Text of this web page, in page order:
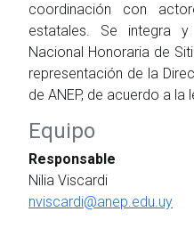
coordinación con
estatales. Se integra
Nacional Honoraria de
representación de la
de ANEP, de acuerdo a la
Equipo
Responsable
Nilia Viscardi
nviscardi@anep.edu.uy